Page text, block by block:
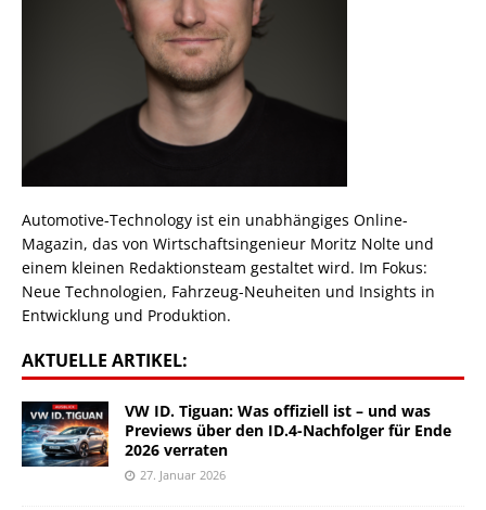
Automotive-Technology ist ein unabhängiges Online-
Magazin, das von Wirtschaftsingenieur Moritz Nolte und
einem kleinen Redaktionsteam gestaltet wird. Im Fokus:
Neue Technologien, Fahrzeug-Neuheiten und Insights in
Entwicklung und Produktion.
AKTUELLE ARTIKEL:
VW ID. Tiguan: Was offiziell ist – und was
Previews über den ID.4-Nachfolger für Ende
2026 verraten
27. Januar 2026